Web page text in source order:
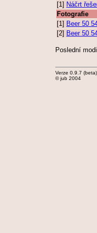
[1] Náčrt
Fotografie
[1] Beer 50
[2] Beer 50
Poslední
Verze 0.9.7 (beta)
© jub 2004